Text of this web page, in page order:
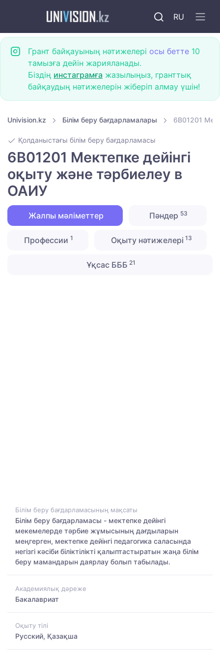
RU
Грант байқауының нәтижелері осы бетте 10
тамызға дейін жарияланады.
Біздің инстаграмға жазылыңыз, гранттық
байқаудың нәтижелерін жіберіп алмау үшін!
Univision.kz Білім беру бағдарламалары 6B01201
Қолданыстағы білім беру бағдарламасы
6B01201 Мектепке дейінгі
оқыту және тәрбиелеу в
ОАИУ
Жалпы мәліметтер Пәндер 53
Профессии1 Оқыту нәтижелері 13
Ұқсас БББ 21
Білім беру бағдарламасының мақсаты
Білім беру бағдарламасы - мектепке дейінгі
мекемелерде тәрбие жұмысының дағдыларын
меңгерген, мектепке дейінгі педагогика саласында
негізгі кәсіби біліктілікті қалыптастыратын жаңа білім
беру мамандарын даярлау болып табылады.
Академиялық дәреже
Бакалавриат
Оқыту тілі
Русский, Қазақша